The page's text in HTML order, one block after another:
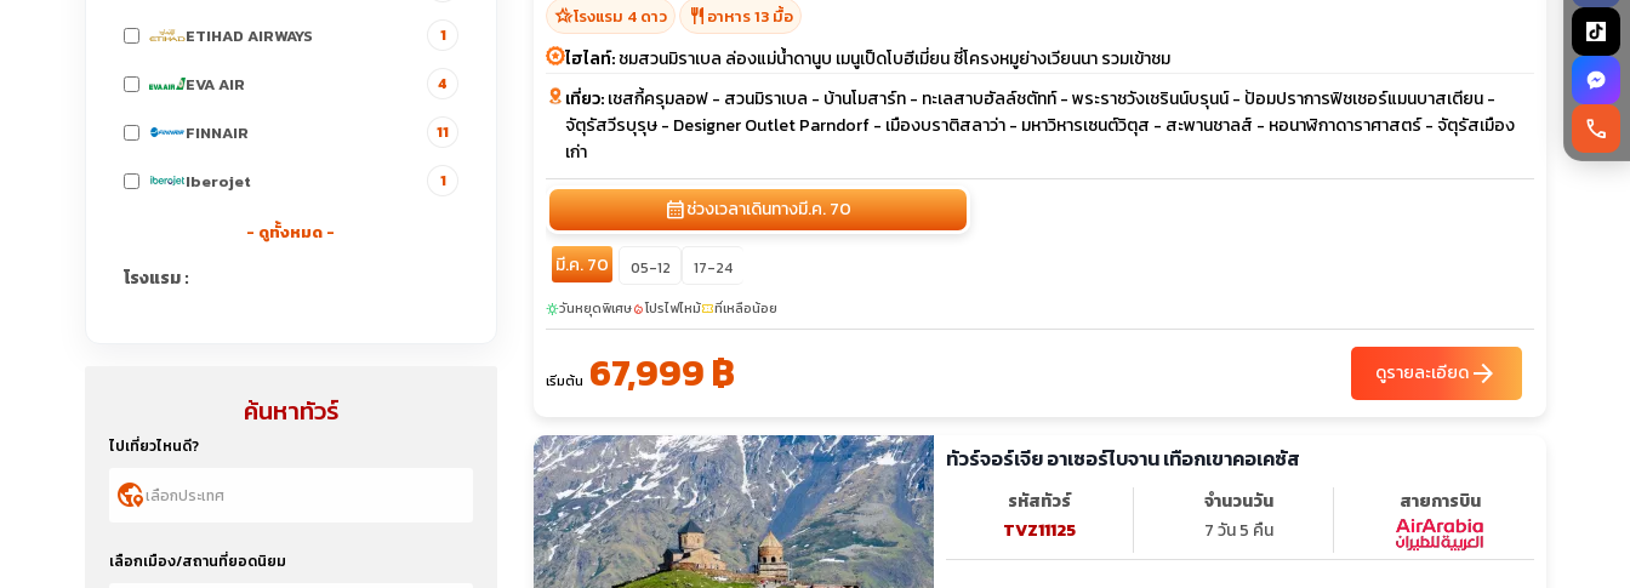
ETIHAD AIRWAYS 1
EVA AIR 4
FINNAIR 11
Iberojet 1
- ดูทั้งหมด -
โรงแรม :
ค้นหาทัวร์
ไปเที่ยวไหนดี?
globe_location_pin
เลือกเมือง/สถานที่ยอดนิยม
hotel_classโรงแรม 4 ดาว restaurant อาหาร 13 มื้อ
ไฮไลท์:ชมสวนมิราเบล ล่องแม่น้ำดานูบ เมนูเป็ดโบฮีเมี่ยน ซี่โครงหมูย่างเวียนนา รวมเข้าชม
เที่ยว:เชสกี้ครุมลอฟ - สวนมิราเบล - บ้านโมสาร์ท - ทะเลสาบฮัลล์ชตัทท์ - พระราชวังเชรินน์บรุนน์ - ป้อมปราการฟิชเชอร์แมนบาสเตียน -
จัตุรัสวีรบุรุษ - Designer Outlet Parndorf - เมืองบราติสลาว่า - มหาวิหารเซนต์วิตุส - สะพานชาลส์ - หอนาฬิกาดาราศาสตร์ - จัตุรัสเมือง
เก่า
calendar_monthช่วงเวลาเดินทางมี.ค. 70
มี.ค. 70 05-12 17-24
sunnyวันหยุดพิเศษlocal_fire_departmentโปรไฟไหม้confirmation_numberที่เหลือน้อย
เริ่มต้น 67,999 ฿ ดูรายละเอียดarrow_forward
ทัวร์จอร์เจีย อาเซอร์ไบจาน เทือกเขาคอเคซัส
รหัสทัวร์
TVZ11125
จำนวนวัน
7 วัน 5 คืน
สายการบิน
call